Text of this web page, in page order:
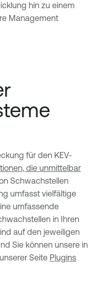
hin zu einem
Management
für den KEV-
die unmittelbar
Schwachstellen
umfasst vielfältige
umfassende
in Ihren
auf den jeweiligen
Sie können unsere in
Seite Plugins